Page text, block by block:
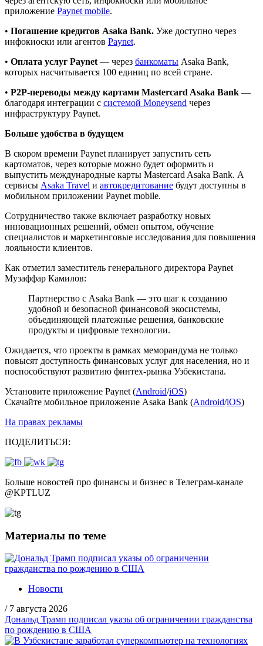
приложение Paynet mobile.
• Погашение кредитов Asaka Bank. Уже доступно через
инфокиоски или агентов Paynet.
• Оплата услуг Paynet — через банкоматы Asaka Bank,
которых насчитывается 100 единиц по всей стране.
• P2P-переводы между картами Mastercard Asaka Bank —
благодаря интеграции с системой Moneysend через
инфраструктуру Paynet.
Больше удобства в будущем
В скором времени Paynet планирует запустить сеть
картоматов, через которые можно будет оформить и
выпустить международные карты Mastercard Asaka Bank. А
сервисы Asaka Travel и автокредитование будут доступны в
мобильном приложении Paynet mobile.
Сотрудничество также включает разработку новых
инновационных решений, обмен опытом, обучение
специалистов и маркетинговые исследования для повышения
лояльности клиентов.
Как отметил заместитель генерального директора Paynet
Музаффар Камилов:
Партнерство с Asaka Bank — это шаг к созданию
удобной и безопасной финансовой экосистемы,
объединяющей платежные решения, банковские
продукты и цифровые технологии.
Ожидается, что проекты в рамках меморандума не только
повысят доступность финансовых услуг для населения, но и
поспособствуют развитию финтех-рынка Узбекистана.
Установите приложение Paynet (Android/iOS)
Скачайте мобильное приложение Asaka Bank (Android/iOS)
На правах рекламы
ПОДЕЛИТЬСЯ:
Больше новостей про финансы и бизнес в Телеграм-канале
@KPTLUZ
Материалы по теме
Новости
/ 7 августа 2026
Дональд Трамп подписал указы об ограничении гражданства
по рождению в США